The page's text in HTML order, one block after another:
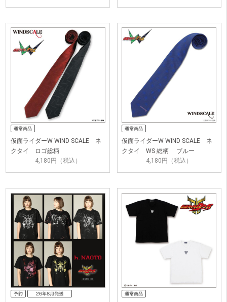
仮面ライダーW WIND SCALE ネ
クタイ ロゴ総柄
4,180円（税込）
仮面ライダーW WIND SCALE ネ
クタイ WS 総柄 ブルー
4,180円（税込）